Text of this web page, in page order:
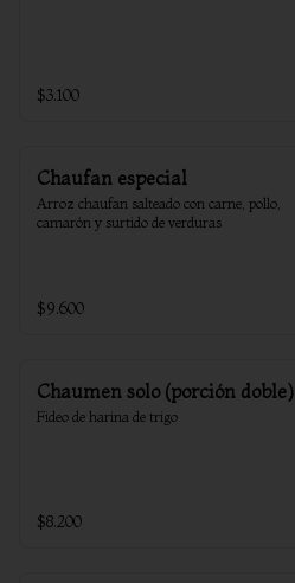
$3.100
Chaufan especial
Arroz chaufan salteado con carne, pollo,
camarón y surtido de verduras
$9.600
Chaumen solo (porción doble)
Fideo de harina de trigo
$8.200